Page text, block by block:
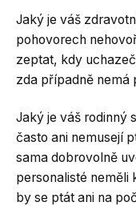
Jaký je váš
pohovorech
zeptat, kdy
zda případně nemá
Jaký je váš rodinný
často ani nemusejí
sama dobrovolně
personalisté neměli
by se ptát ani na